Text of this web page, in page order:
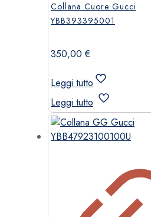
Collana Cuore Gucci
YBB393395001
350,00€
Leggi tutto
Leggi tutto